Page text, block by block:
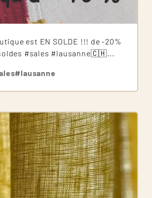
est EN SOLDE !!! de -20%
#sales #lausanne🇨🇭...
#lausanne